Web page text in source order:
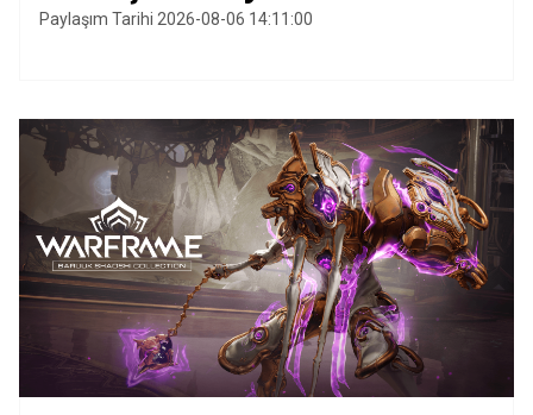
Paylaşım Tarihi 2026-08-06 14:11:00